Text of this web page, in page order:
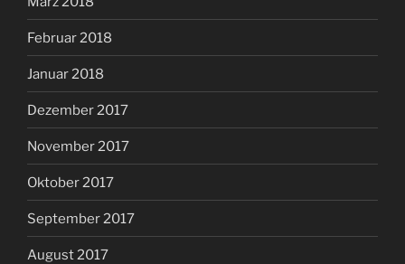
Februar 2018
Januar 2018
Dezember 2017
November 2017
Oktober 2017
September 2017
August 2017